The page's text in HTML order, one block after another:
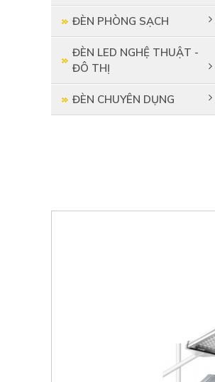
ĐÈN PHÒNG SẠCH
ĐÈN LED NGHỆ THUẬT -
ĐÔ THỊ
ĐÈN CHUYÊN DỤNG